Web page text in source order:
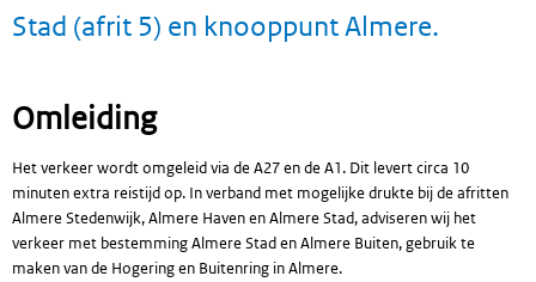
Stad (afrit 5) en knooppunt Almere.
Omleiding
Het verkeer wordt omgeleid via de A27 en de A1. Dit levert circa 10
minuten extra reistijd op. In verband met mogelijke drukte bij de afritten
Almere Stedenwijk, Almere Haven en Almere Stad, adviseren wij het
verkeer met bestemming Almere Stad en Almere Buiten, gebruik te
maken van de Hogering en Buitenring in Almere.